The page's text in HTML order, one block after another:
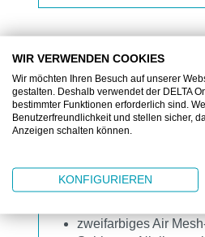
BESCHREIBUNG
DIADORA Beat II
Sicherheitsschuh mit
zweifarbiges Air
WIR VERWENDEN COOKIES
Wir möchten Ihren Besuch auf unserer
gestalten. Deshalb verwendet der DELTA
bestimmter Funktionen erforderlich sind.
Benutzerfreundlichkeit und stellen sicher,
Anzeigen schalten können.
KONFIGURIEREN